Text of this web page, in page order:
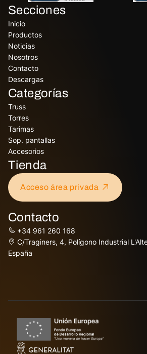
Secciones
Inicio
Productos
Noticias
Nosotros
Contacto
Descargas
Categorías
Truss
Torres
Tarimas
Sop. pantallas
Accesorios
Tienda
Acceso área privada
Contacto
+34 961 260 168
C/Traginers, 4, Polígono Industrial
España